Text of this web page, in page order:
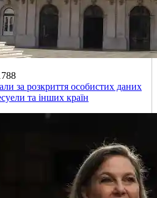
за розкриття особистих даних
та інших країн